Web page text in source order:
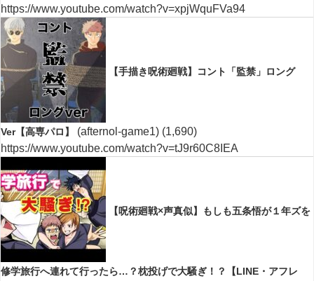
https://www.youtube.com/watch?v=xpjWquFVa94
【手描き呪術廻戦】コント「監禁」ロング
Ver【高専パロ】 (afternol-game1) (1,690)
https://www.youtube.com/watch?v=tJ9r60C8IEA
【呪術廻戦×声真似】もしも五条悟が１年ズを
修学旅行へ連れて行ったら…？枕投げで大騒ぎ！？【LINE・アフレ